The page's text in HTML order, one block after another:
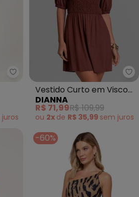
Cativa - Vestido Curto em
juros
Vestido Curto em Visco
Maquinetada (Marrom)
DIANNA
R$ 71,99R$ 109,99
ou 2x de R$ 35,99 sem juros
-60%